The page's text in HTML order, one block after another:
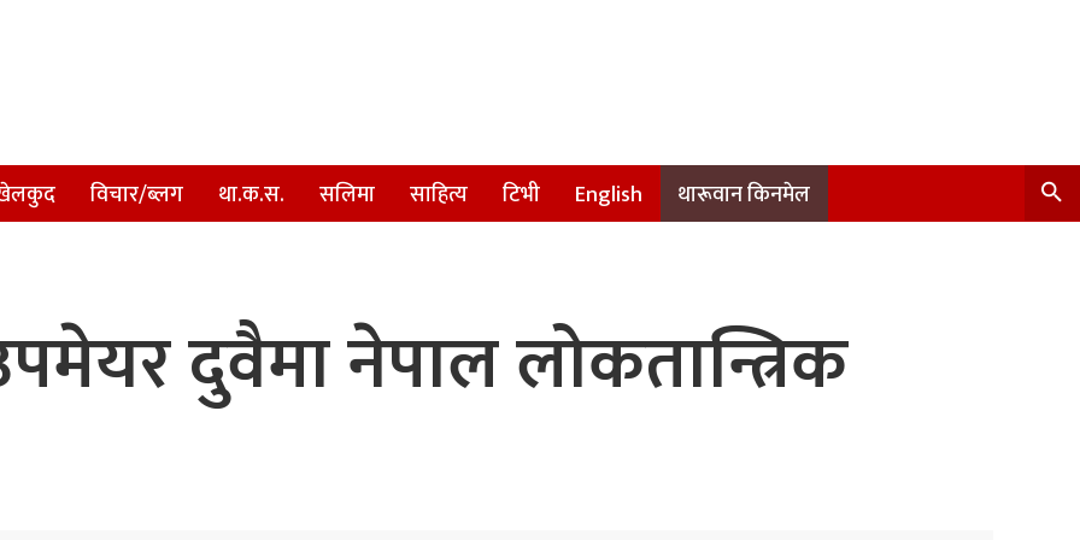
विचार/ब्लग था.क.स. सलिमा साहित्य टिभी English थारूवान किनमेल
दुवैमा नेपाल लोकतान्त्रिक